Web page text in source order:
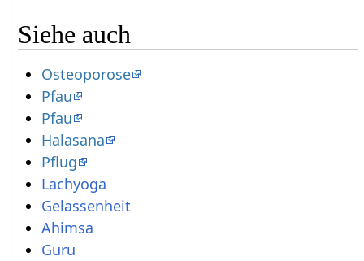
Siehe auch
Osteoporose
Pfau
Pfau
Halasana
Pflug
Lachyoga
Gelassenheit
Ahimsa
Guru